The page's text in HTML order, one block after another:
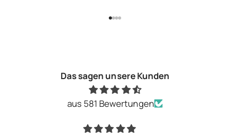
Das sagen unsere Kunden
aus 581 Bewertungen